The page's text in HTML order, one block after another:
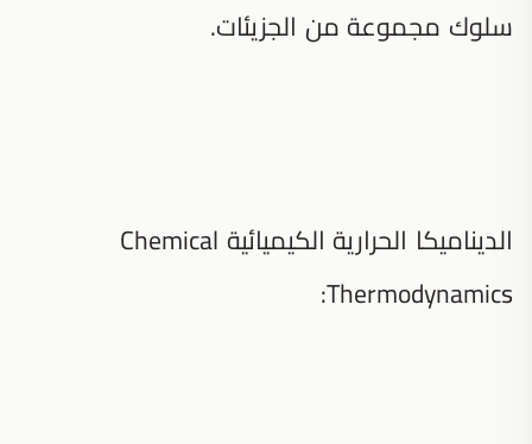
سلوك مجموعة من الجزيئات.
الديناميكا الحرارية الكيميائية Chemical
Thermodynamics: